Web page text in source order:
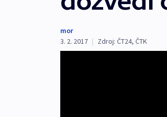
mor
3. 2. 2017 | Zdroj: ČT24, ČTK